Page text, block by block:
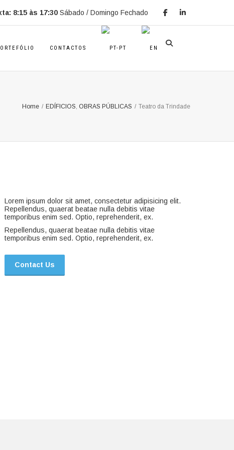
8:15 às 17:30 Sábado / Domingo Fechado
CONTACTOS
Home / EDÍFICIOS OBRAS PÚBLICAS / Teatro da Trindade
Lorem ipsum dolor sit amet, consectetur adipisicing elit.
Repellendus, quaerat beatae nulla debitis vitae
temporibus enim sed. Optio, reprehenderit, ex.
Repellendus, quaerat beatae nulla debitis vitae
temporibus enim sed. Optio, reprehenderit, ex.
Contact Us